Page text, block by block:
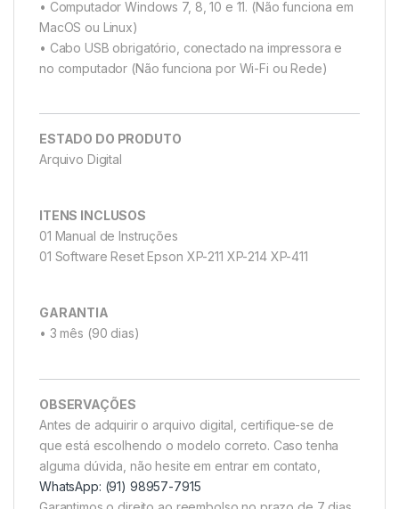
• Computador Windows 7, 8, 10 e 11. (Não funciona em
MacOS ou Linux)
• Cabo USB obrigatório, conectado na impressora e
no computador (Não funciona por Wi-Fi ou Rede)
ESTADO DO PRODUTO
Arquivo Digital
ITENS INCLUSOS
01 Manual de Instruções
01 Software Reset Epson XP-211 XP-214 XP-411
GARANTIA
• 3 mês (90 dias)
OBSERVAÇÕES
Antes de adquirir o arquivo digital, certifique-se de
que está escolhendo o modelo correto. Caso tenha
alguma dúvida, não hesite em entrar em contato,
WhatsApp: (91) 98957-7915